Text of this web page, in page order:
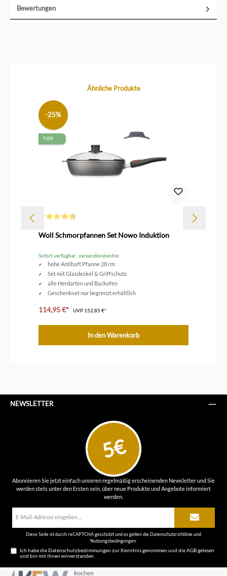
Bewertungen
Produktgalerie überspringenÄhnliche Produkte
-25%
TIPP
Woll Schmorpfannen Set Nowo Induktion
Sofort verfügbar , versandkostenfrei
hohe Antihaft Pfanne 28 cm
Set mit Glasdeckel & Griffschutz
alle Herdarten und Backofen
Geschenkset nur begrenzt erhältlich
114,95 €* UVP 152,85 €*
In den Warenkorb
NEWSLETTER
5€
Abonnieren Sie jetzt einfach unseren regelmäßig erscheinenden Newsletter und Sie
werden stets unter den Ersten sein, über neue Produkte und Angebote informiert
werden.
Diese Seite ist durch reCAPTCHA geschützt und es gelten die Datenschutzrichtlinieund
Nutzungsbedingungen.
Ich habe dieDatenschutzbestimmungen zur Kenntnis genommen und dieAGBgelesen
und bin mit ihnen einverstanden.